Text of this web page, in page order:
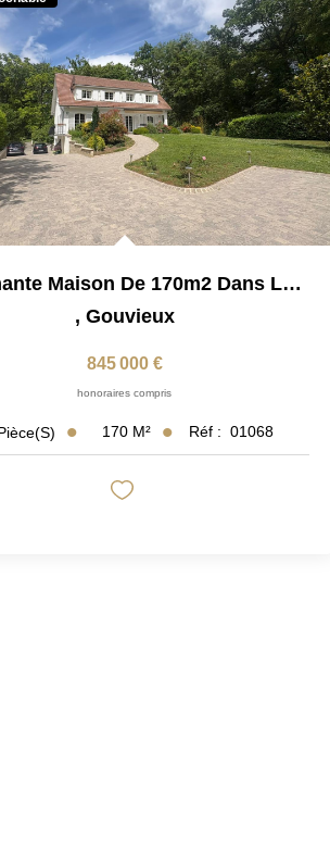
Charmante Maison De 170m2 Dans Le Domaine Du Lys À Gouvieux...
, Gouvieux
845 000 €
honoraires compris
170 M² Réf : 01068